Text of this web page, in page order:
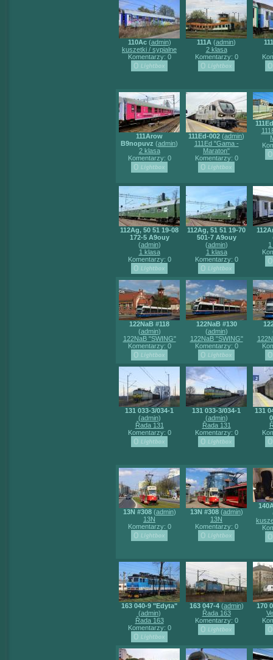
110Ac(admin)
kuszetki / sypialne
Komentarzy: 0
111A (admin)
2 klasa
Komentarzy: 0
111Arow
B9nopuvz (admin)
2 klasa
Komentarzy: 0
111Ed-002 (admin)
111Ed "Gama -
Maraton"
Komentarzy: 0
112Ag, 50 51 19-08
172-5 A9ouy
(admin)
1 klasa
Komentarzy: 0
112Ag, 51 51 19-70
501-7 A9ouy
(admin)
1 klasa
Komentarzy: 0
122NaB #118
(admin)
122NaB "SWING"
Komentarzy: 0
122NaB #130
(admin)
122NaB "SWING"
Komentarzy: 0
131 033-3/034-1
(admin)
Řada 131
Komentarzy: 0
131 033-3/034-1
(admin)
Řada 131
Komentarzy: 0
131
0
13N #308(admin)
13N
Komentarzy: 0
13N #308(admin)
13N
Komentarzy: 0
163 040-9 "Edyta"
(admin)
Řada 163
Komentarzy: 0
163 047-4(admin)
Řada 163
Komentarzy: 0
170